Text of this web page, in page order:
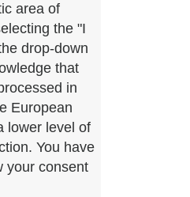
area of
the "I
drop-down
that
in
European
lower level of
You have
your consent